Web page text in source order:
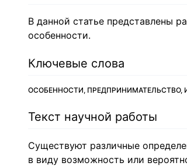
В данной статье представлены
особенности.
Ключевые слова
ОСОБЕННОСТИ,
Текст научной работы
Существуют различные
в виду возможность или